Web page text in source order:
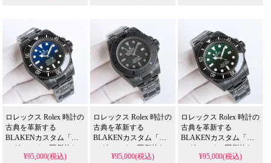
と快適な904Lスチール
ブレスレットが、限ら
れた数量の中でも一際
輝く価値を確約しま
す。
パー コピー 格安市場で
も他に類を見ない魅力
を生み出し、右腕での
着用に最適化された機
能性が、真のコレクタ
ーのこだわりに応えま
す。
すSH4131ムーブメント
へのこだわりは、単な
る利益追求を超えた
「創造」であり、自然
光実写が証明する、収
集家のための確かな逸
品です。
ロレックス Rolex 時計の
古典を革新する
BLAKENカスタム「キ
ング」。その圧倒的な
全黒スタイルと、N級品
¥95,000(税込)
ロレックス Rolex 時計の
古典を革新する
BLAKENカスタム「キ
ング」。その圧倒的な
全黒スタイルと、N級品
¥95,000(税込)
ロレックス Rolex 時計の
古典を革新する
BLAKENカスタム「キ
ング」。その圧倒的な
全黒スタイルと、N級品
¥95,000(税込)